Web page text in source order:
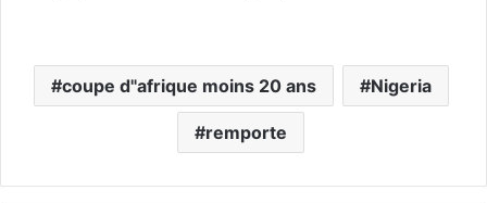
coupe d"afrique moins 20 ans Nigeria
remporte